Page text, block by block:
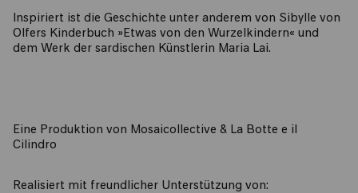
Inspiriert ist die Geschichte unter anderem von Sibylle von
Olfers Kinderbuch »Etwas von den Wurzelkindern« und
dem Werk der sardischen Künstlerin Maria Lai.
Eine Produktion von Mosaicollective & La Botte e il
Cilindro
Realisiert mit freundlicher Unterstützung von: